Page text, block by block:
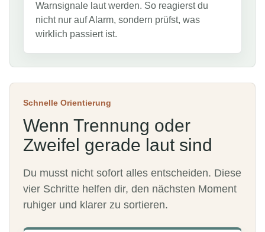
Warnsignale laut werden. So reagierst du
nicht nur auf Alarm, sondern prüfst, was
wirklich passiert ist.
Schnelle Orientierung
Wenn Trennung oder
Zweifel gerade laut sind
Du musst nicht sofort alles entscheiden. Diese
vier Schritte helfen dir, den nächsten Moment
ruhiger und klarer zu sortieren.